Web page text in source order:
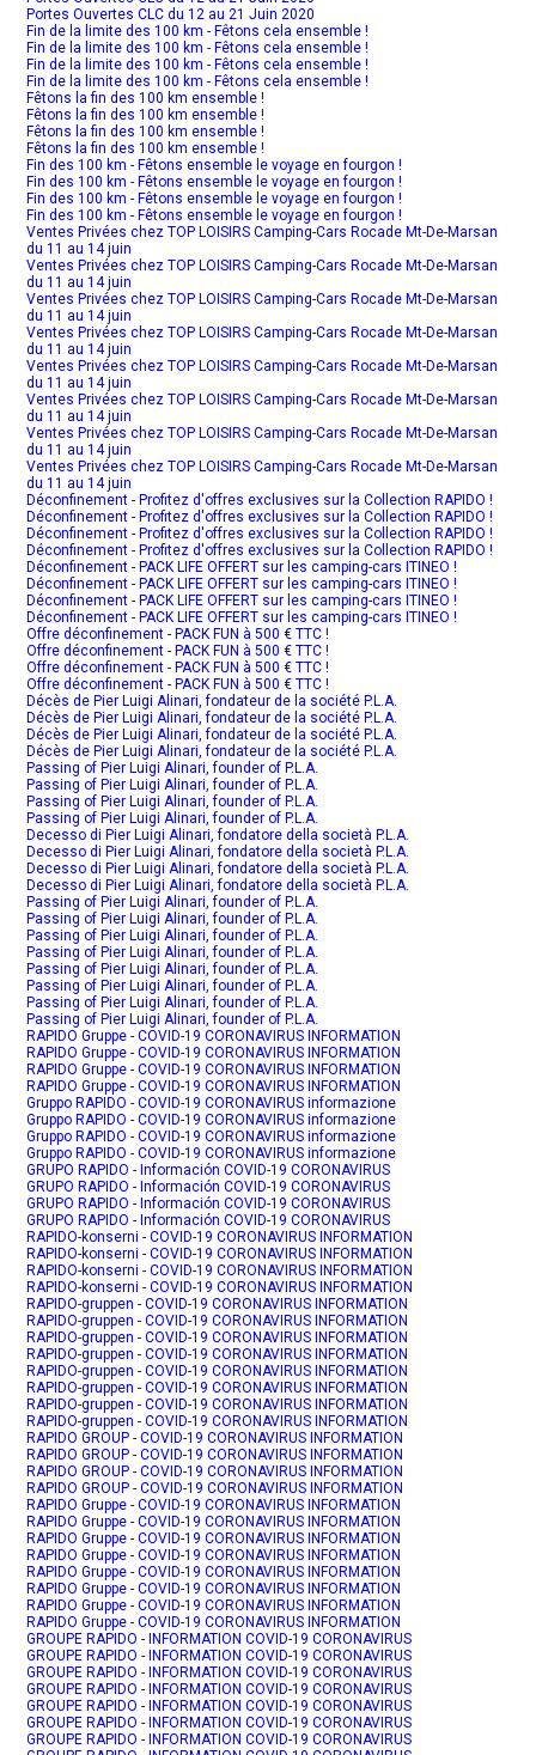
Portes Ouvertes CLC du 12 au 21 Juin 2020
Fin de la limite des 100 km - Fêtons cela ensemble !
Fin de la limite des 100 km - Fêtons cela ensemble !
Fin de la limite des 100 km - Fêtons cela ensemble !
Fin de la limite des 100 km - Fêtons cela ensemble !
Fêtons la fin des 100 km ensemble !
Fêtons la fin des 100 km ensemble !
Fêtons la fin des 100 km ensemble !
Fêtons la fin des 100 km ensemble !
Fin des 100 km - Fêtons ensemble le voyage en fourgon !
Fin des 100 km - Fêtons ensemble le voyage en fourgon !
Fin des 100 km - Fêtons ensemble le voyage en fourgon !
Fin des 100 km - Fêtons ensemble le voyage en fourgon !
Ventes Privées chez TOP LOISIRS Camping-Cars Rocade Mt-De-Marsan
du 11 au 14 juin
Ventes Privées chez TOP LOISIRS Camping-Cars Rocade Mt-De-Marsan
du 11 au 14 juin
Ventes Privées chez TOP LOISIRS Camping-Cars Rocade Mt-De-Marsan
du 11 au 14 juin
Ventes Privées chez TOP LOISIRS Camping-Cars Rocade Mt-De-Marsan
du 11 au 14 juin
Ventes Privées chez TOP LOISIRS Camping-Cars Rocade Mt-De-Marsan
du 11 au 14 juin
Ventes Privées chez TOP LOISIRS Camping-Cars Rocade Mt-De-Marsan
du 11 au 14 juin
Ventes Privées chez TOP LOISIRS Camping-Cars Rocade Mt-De-Marsan
du 11 au 14 juin
Ventes Privées chez TOP LOISIRS Camping-Cars Rocade Mt-De-Marsan
du 11 au 14 juin
Déconfinement - Profitez d'offres exclusives sur la Collection RAPIDO !
Déconfinement - Profitez d'offres exclusives sur la Collection RAPIDO !
Déconfinement - Profitez d'offres exclusives sur la Collection RAPIDO !
Déconfinement - Profitez d'offres exclusives sur la Collection RAPIDO !
Déconfinement - PACK LIFE OFFERT sur les camping-cars ITINEO !
Déconfinement - PACK LIFE OFFERT sur les camping-cars ITINEO !
Déconfinement - PACK LIFE OFFERT sur les camping-cars ITINEO !
Déconfinement - PACK LIFE OFFERT sur les camping-cars ITINEO !
Offre déconfinement - PACK FUN à 500 € TTC !
Offre déconfinement - PACK FUN à 500 € TTC !
Offre déconfinement - PACK FUN à 500 € TTC !
Offre déconfinement - PACK FUN à 500 € TTC !
Décès de Pier Luigi Alinari, fondateur de la société P.L.A.
Décès de Pier Luigi Alinari, fondateur de la société P.L.A.
Décès de Pier Luigi Alinari, fondateur de la société P.L.A.
Décès de Pier Luigi Alinari, fondateur de la société P.L.A.
Passing of Pier Luigi Alinari, founder of P.L.A.
Passing of Pier Luigi Alinari, founder of P.L.A.
Passing of Pier Luigi Alinari, founder of P.L.A.
Passing of Pier Luigi Alinari, founder of P.L.A.
Decesso di Pier Luigi Alinari, fondatore della società P.L.A.
Decesso di Pier Luigi Alinari, fondatore della società P.L.A.
Decesso di Pier Luigi Alinari, fondatore della società P.L.A.
Decesso di Pier Luigi Alinari, fondatore della società P.L.A.
Passing of Pier Luigi Alinari, founder of P.L.A.
Passing of Pier Luigi Alinari, founder of P.L.A.
Passing of Pier Luigi Alinari, founder of P.L.A.
Passing of Pier Luigi Alinari, founder of P.L.A.
Passing of Pier Luigi Alinari, founder of P.L.A.
Passing of Pier Luigi Alinari, founder of P.L.A.
Passing of Pier Luigi Alinari, founder of P.L.A.
Passing of Pier Luigi Alinari, founder of P.L.A.
RAPIDO Gruppe - COVID-19 CORONAVIRUS INFORMATION
RAPIDO Gruppe - COVID-19 CORONAVIRUS INFORMATION
RAPIDO Gruppe - COVID-19 CORONAVIRUS INFORMATION
RAPIDO Gruppe - COVID-19 CORONAVIRUS INFORMATION
Gruppo RAPIDO - COVID-19 CORONAVIRUS informazione
Gruppo RAPIDO - COVID-19 CORONAVIRUS informazione
Gruppo RAPIDO - COVID-19 CORONAVIRUS informazione
Gruppo RAPIDO - COVID-19 CORONAVIRUS informazione
GRUPO RAPIDO - Información COVID-19 CORONAVIRUS
GRUPO RAPIDO - Información COVID-19 CORONAVIRUS
GRUPO RAPIDO - Información COVID-19 CORONAVIRUS
GRUPO RAPIDO - Información COVID-19 CORONAVIRUS
RAPIDO-konserni - COVID-19 CORONAVIRUS INFORMATION
RAPIDO-konserni - COVID-19 CORONAVIRUS INFORMATION
RAPIDO-konserni - COVID-19 CORONAVIRUS INFORMATION
RAPIDO-konserni - COVID-19 CORONAVIRUS INFORMATION
RAPIDO-gruppen - COVID-19 CORONAVIRUS INFORMATION
RAPIDO-gruppen - COVID-19 CORONAVIRUS INFORMATION
RAPIDO-gruppen - COVID-19 CORONAVIRUS INFORMATION
RAPIDO-gruppen - COVID-19 CORONAVIRUS INFORMATION
RAPIDO-gruppen - COVID-19 CORONAVIRUS INFORMATION
RAPIDO-gruppen - COVID-19 CORONAVIRUS INFORMATION
RAPIDO-gruppen - COVID-19 CORONAVIRUS INFORMATION
RAPIDO-gruppen - COVID-19 CORONAVIRUS INFORMATION
RAPIDO GROUP - COVID-19 CORONAVIRUS INFORMATION
RAPIDO GROUP - COVID-19 CORONAVIRUS INFORMATION
RAPIDO GROUP - COVID-19 CORONAVIRUS INFORMATION
RAPIDO GROUP - COVID-19 CORONAVIRUS INFORMATION
RAPIDO Gruppe - COVID-19 CORONAVIRUS INFORMATION
RAPIDO Gruppe - COVID-19 CORONAVIRUS INFORMATION
RAPIDO Gruppe - COVID-19 CORONAVIRUS INFORMATION
RAPIDO Gruppe - COVID-19 CORONAVIRUS INFORMATION
RAPIDO Gruppe - COVID-19 CORONAVIRUS INFORMATION
RAPIDO Gruppe - COVID-19 CORONAVIRUS INFORMATION
RAPIDO Gruppe - COVID-19 CORONAVIRUS INFORMATION
RAPIDO Gruppe - COVID-19 CORONAVIRUS INFORMATION
GROUPE RAPIDO - INFORMATION COVID-19 CORONAVIRUS
GROUPE RAPIDO - INFORMATION COVID-19 CORONAVIRUS
GROUPE RAPIDO - INFORMATION COVID-19 CORONAVIRUS
GROUPE RAPIDO - INFORMATION COVID-19 CORONAVIRUS
GROUPE RAPIDO - INFORMATION COVID-19 CORONAVIRUS
GROUPE RAPIDO - INFORMATION COVID-19 CORONAVIRUS
GROUPE RAPIDO - INFORMATION COVID-19 CORONAVIRUS